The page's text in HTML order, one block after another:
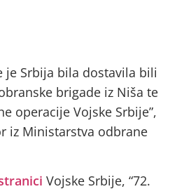
je Srbija bila dostavila bili
brigade iz Niša te
operacije Vojske Srbije”,
iz Ministarstva odbrane
Vojske Srbije, “72.